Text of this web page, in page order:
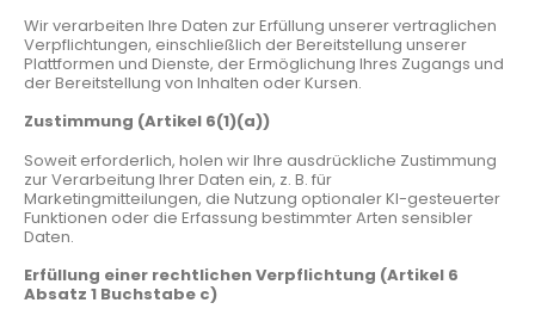
Wir verarbeiten Ihre Daten zur Erfüllung unserer vertraglichen
Verpflichtungen, einschließlich der Bereitstellung unserer
Plattformen und Dienste, der Ermöglichung Ihres Zugangs und
der Bereitstellung von Inhalten oder Kursen.
Zustimmung (Artikel 6(1)(a))
Soweit erforderlich, holen wir Ihre ausdrückliche Zustimmung
zur Verarbeitung Ihrer Daten ein, z. B. für
Marketingmitteilungen, die Nutzung optionaler KI-gesteuerter
Funktionen oder die Erfassung bestimmter Arten sensibler
Daten.
Erfüllung einer rechtlichen Verpflichtung (Artikel 6
Absatz 1 Buchstabe c)